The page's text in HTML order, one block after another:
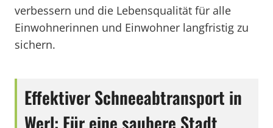
verbessern und die Lebensqualität für alle
Einwohnerinnen und Einwohner langfristig zu
sichern.
Effektiver Schneeabtransport in
Werl: Für eine saubere Stadt